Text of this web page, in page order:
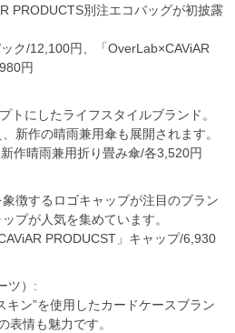
PRODUCTS別注エコバッグが初披露
ク/12,100円、「OverLab×CAViAR
円
トにしたライフスタイルブランド。
新作の晴雨兼用傘も展開されます。
作晴雨兼用折り畳み傘/各3,520円
徴するロゴキャップが注目のブラン
プが人気を集めています。
PRODUCST」キャップ/6,930
ツ）:
キン”を使用したカードケースブラン
表情も魅力です。